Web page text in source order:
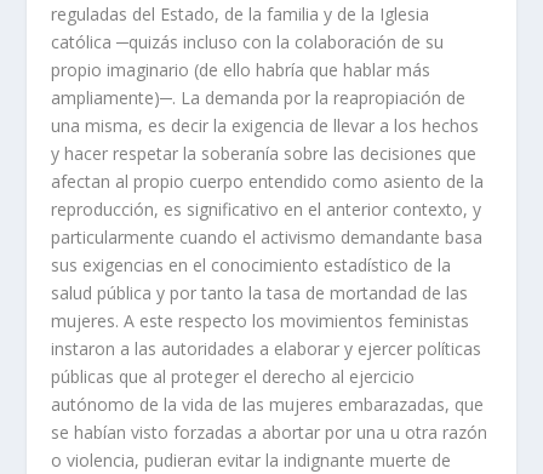
reguladas del Estado, de la familia y de la Iglesia
católica ─quizás incluso con la colaboración de su
propio imaginario (de ello habría que hablar más
ampliamente)─. La demanda por la reapropiación de
una misma, es decir la exigencia de llevar a los hechos
y hacer respetar la soberanía sobre las decisiones que
afectan al propio cuerpo entendido como asiento de la
reproducción, es significativo en el anterior contexto, y
particularmente cuando el activismo demandante basa
sus exigencias en el conocimiento estadístico de la
salud pública y por tanto la tasa de mortandad de las
mujeres. A este respecto los movimientos feministas
instaron a las autoridades a elaborar y ejercer políticas
públicas que al proteger el derecho al ejercicio
autónomo de la vida de las mujeres embarazadas, que
se habían visto forzadas a abortar por una u otra razón
o violencia, pudieran evitar la indignante muerte de